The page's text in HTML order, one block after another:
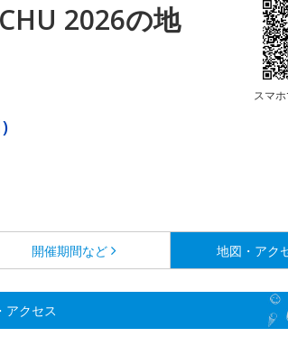
2026の地
スマ
開催期間など 地図・アク
アクセス